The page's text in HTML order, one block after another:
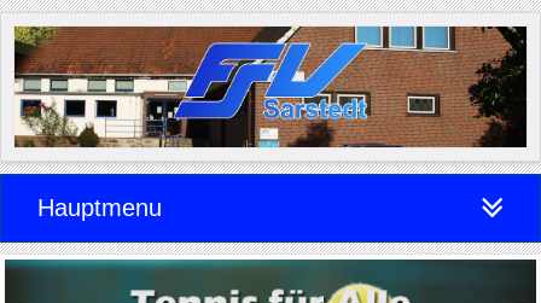
Hauptmenu